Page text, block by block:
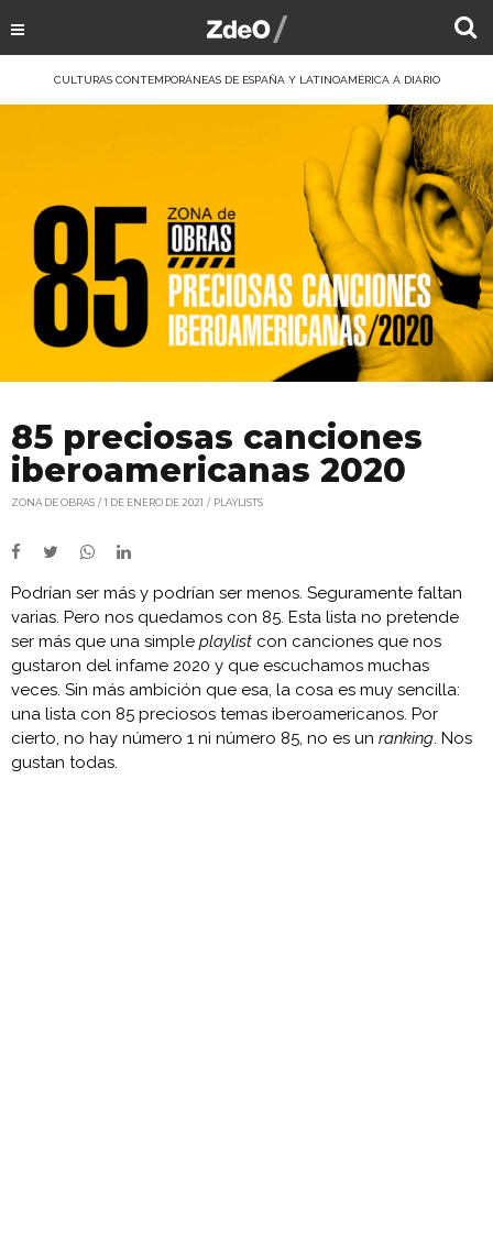
CULTURAS CONTEMPORÁNEAS DE ESPAÑA Y LATINOAMÉRICA A DIARIO
85 preciosas canciones
iberoamericanas 2020
ZONA DE OBRAS 1 DE ENERO DE 2021 PLAYLISTS
Podrían ser más y podrían ser menos. Seguramente faltan
varias. Pero nos quedamos con 85. Esta lista no pretende
ser más que una simple playlist con canciones que nos
gustaron del infame 2020 y que escuchamos muchas
veces. Sin más ambición que esa, la cosa es muy sencilla:
una lista con 85 preciosos temas iberoamericanos. Por
cierto, no hay número 1 ni número 85, no es un ranking. Nos
gustan todas.